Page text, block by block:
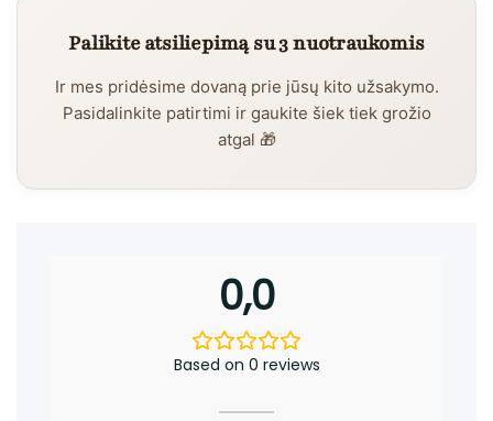
Palikite atsiliepimą su 3 nuotraukomis
Ir mes pridėsime dovaną prie jūsų kito užsakymo.
Pasidalinkite patirtimi ir gaukite šiek tiek grožio
atgal 🎁
0,0
Based on 0 reviews